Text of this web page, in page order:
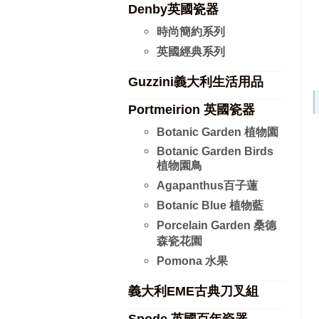
Denby英國瓷器
時尚簡約系列
英國經典系列
Guzzini義大利生活用品
Portmeirion 英國瓷器
Botanic Garden 植物園
Botanic Garden Birds
植物園鳥
Agapanthus百子蓮
Botanic Blue 植物藍
Porcelain Garden 桑德
森瓷花園
Pomona 水果
義大利EME古典刀叉組